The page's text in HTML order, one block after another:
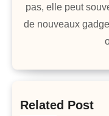
pas, elle peut
de nouveaux
Related Post